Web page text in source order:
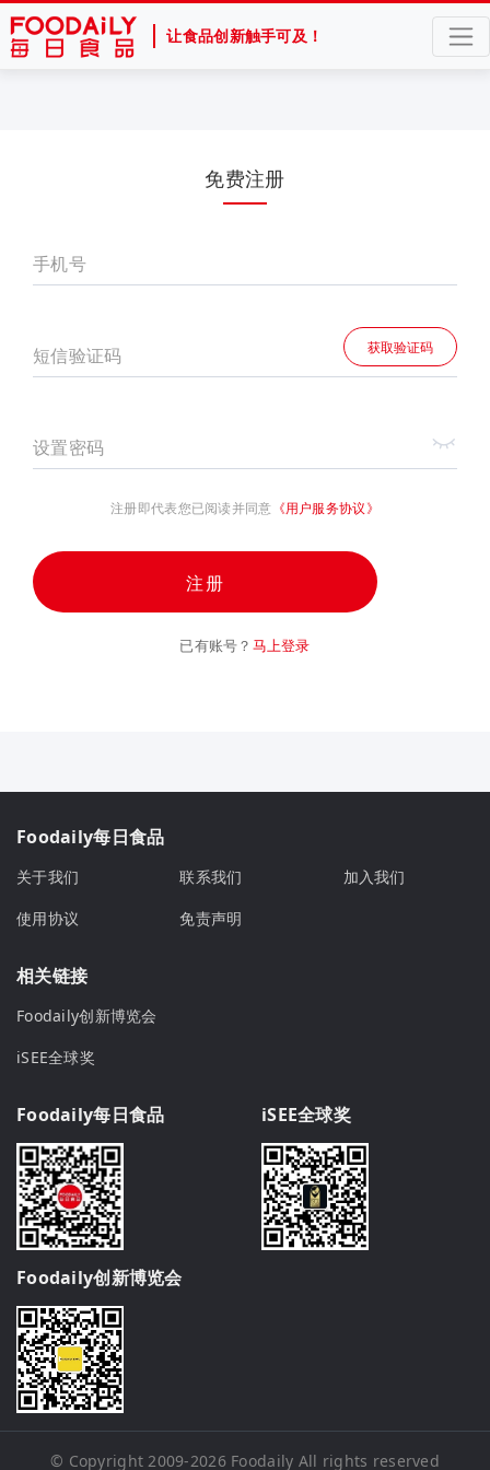
让食品创新触手可及！
免费注册
手机号
短信验证码 获取验证码
设置密码
注册即代表您已阅读并同意 《用户服务协议》
注册
已有账号？ 马上登录
Foodaily每日食品
关于我们 联系我们
加入我们
使用协议
免责声明
相关链接
Foodaily创新博览会
iSEE全球奖
Foodaily每日食品 iSEE全球奖
Foodaily创新博览会
© Copyright 2009-2026 Foodaily All rights reserved